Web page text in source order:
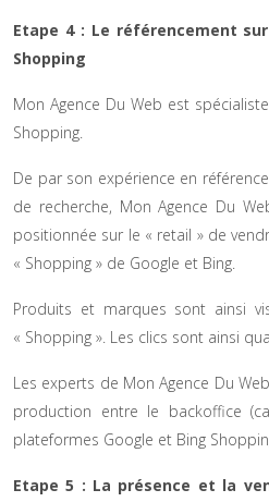
Etape 4 : Le référencement
Shopping
Mon Agence Du Web est
Shopping.
De par son expérience en
de recherche, Mon Agence Du
positionnée sur le « retail » de
« Shopping » de Google et Bing.
Produits et marques sont ainsi
« Shopping ». Les clics sont ainsi
Les experts de Mon Agence Du
production entre le backoffice
plateformes Google et Bing
Etape 5 : La présence et la